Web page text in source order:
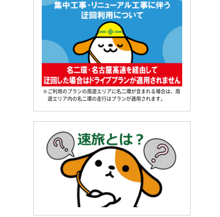
※ご利用のプランの周遊エリアに名二環が含まれる場合は、周
遊エリア内の名二環の走行はプランが適用されます。